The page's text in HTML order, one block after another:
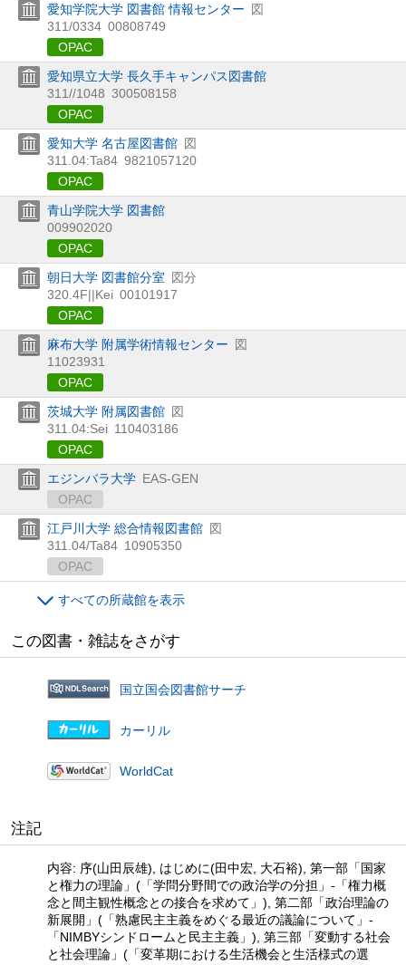
愛知学院大学 図書館 情報センター
図
311/0334 00808749
OPAC
愛知県立大学 長久手キャンパス図書館
311//1048 300508158
OPAC
愛知大学 名古屋図書館 図
311.04:Ta84 9821057120
OPAC
青山学院大学 図書館
009902020
OPAC
朝日大学 図書館分室
図分
320.4F||Kei 00101917
OPAC
麻布大学 附属学術情報センター
図
11023931
OPAC
茨城大学 附属図書館 図
311.04:Sei 110403186
OPAC
エジンバラ大学 EAS-GEN
OPAC
江戸川大学 総合情報図書館 図
311.04/Ta84 10905350
OPAC
すべての所蔵館を表示
この図書・雑誌をさがす
国立国会図書館サーチ
カーリル
WorldCat
注記
内容: 序(山田辰雄), はじめに(田中宏, 大石裕), 第一部「国家
と権力の理論」(「学問分野間での政治学の分担」-「権力概
念と間主観性概念との接合を求めて」), 第二部「政治理論の
新展開」(「熟慮民主主義をめぐる最近の議論について」-
「NIMBYシンドロームと民主主義」), 第三部「変動する社会
と社会理論」(「変革期における生活機会と生活様式の選